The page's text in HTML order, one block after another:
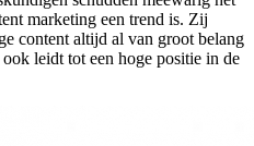
marketing een trend is. Zij
content altijd al van groot belang
leidt tot een hoge positie in de